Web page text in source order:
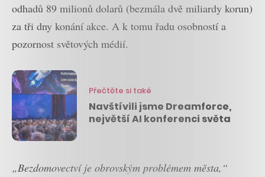
odhadů 89 milionů dolarů (bezmála dvě miliardy korun)
za tři dny konání akce. A k tomu řadu osobností a
pozornost světových médií.
Přečtěte si také
Navštívili jsme Dreamforce,
největší AI konferenci světa
„Bezdomovectví je obrovským problémem města,“